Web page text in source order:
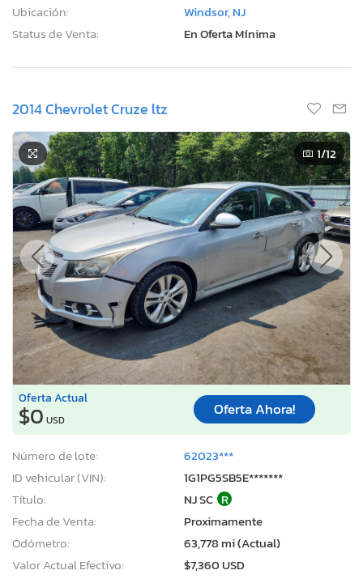
Ubicación:
Windsor, NJ
Status de Venta:
En Oferta Mínima
2014 Chevrolet Cruze ltz
1/12
Oferta Actual
$0 USD
Oferta Ahora!
Número de lote:
62023***
ID vehicular (VIN):
1G1PG5SB5E*******
Título:
NJ SC R
Fecha de Venta:
Proximamente
Odómetro:
63,778 mi (Actual)
Valor Actual Efectivo:
$7,360 USD